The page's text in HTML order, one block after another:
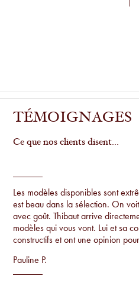
TÉMOIGNAGES
Ce que nos clients disent...
Les modèles disponibles sont
est beau dans la sélection. On
avec goût. Thibaut arrive
modèles qui vous vont. Lui et sa
constructifs et ont une opinion
Pauline P.